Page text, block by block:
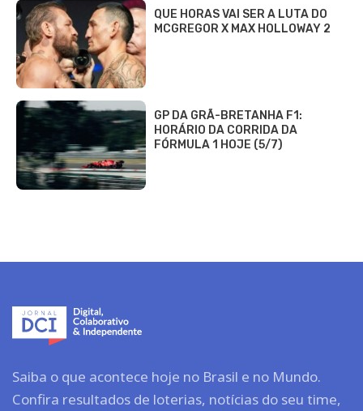
QUE HORAS VAI SER A LUTA DO
MCGREGOR X MAX HOLLOWAY 2
GP DA GRÃ-BRETANHA F1:
HORÁRIO DA CORRIDA DA
FÓRMULA 1 HOJE (5/7)
Saiba o que acontece hoje no Brasil e no Mundo.
Confira resultados de loterias, notícias do seu time,